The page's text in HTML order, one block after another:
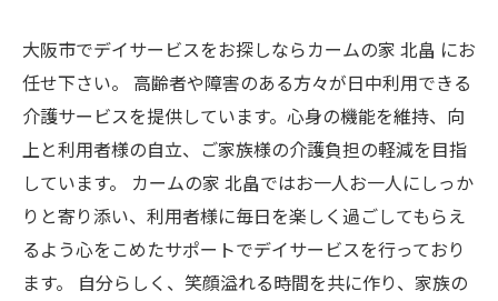
大阪市でデイサービスをお探しならカームの家 北畠 にお
任せ下さい。 高齢者や障害のある方々が日中利用できる
介護サービスを提供しています。心身の機能を維持、向
上と利用者様の自立、ご家族様の介護負担の軽減を目指
しています。 カームの家 北畠ではお一人お一人にしっか
りと寄り添い、利用者様に毎日を楽しく過ごしてもらえ
るよう心をこめたサポートでデイサービスを行っており
ます。 自分らしく、笑顔溢れる時間を共に作り、家族の